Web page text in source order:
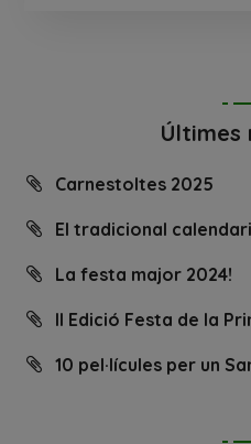
Últimes
Carnestoltes 2025
El tradicional
La festa major 2024!
II Edició Festa de la
10 pel·lícules per un